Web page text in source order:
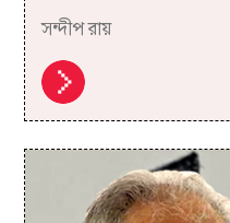
সন্দীপ রায়